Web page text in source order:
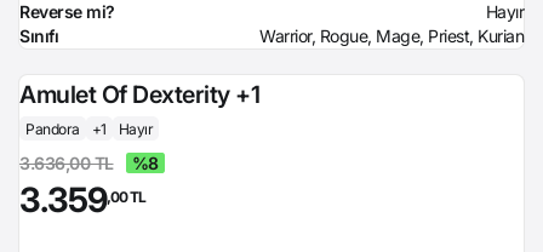
Reverse mi?
Hayır
Sınıfı
Warrior, Rogue, Mage, Priest, Kurian
Amulet Of Dexterity +1
Pandora +1 Hayır
3.636,00 TL %8
3.359,00 TL